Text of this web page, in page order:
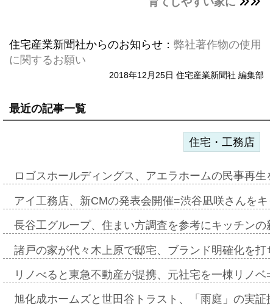
住宅産業新聞社からのお知らせ： 弊社著作物の使用
に関するお願い
2018年12月25日 住宅産業新聞社 編集部
最近の記事一覧
住宅・工務店
ロゴスホールディングス、アエラホームの民事再
アイ工務店、新CMの発表会開催=渋谷凪咲さんを
長谷工グループ、住まい方調査を参考にキッチン
諸戸の家が代々木上原で邸宅、ブランド明確化を
リノべると東急不動産が提携、元社宅を一棟リノ
旭化成ホームズと世田谷トラスト、「雨庭」の実